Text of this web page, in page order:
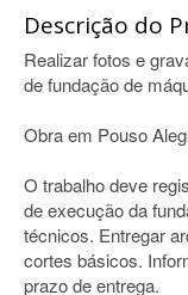
Descrição do
Realizar fotos e
de fundação de
Obra em Pouso
O trabalho deve
de execução da
técnicos. Entregar
cortes básicos.
prazo de entrega.